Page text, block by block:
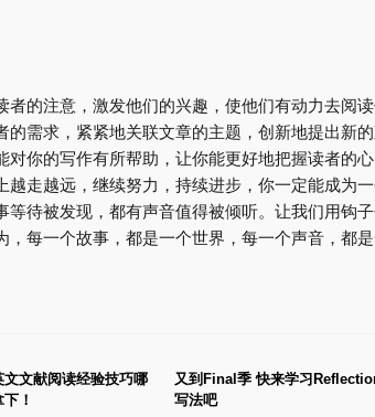
的注意，激发他们的兴趣，使他们有动力去阅
需求，紧紧地关联文章的主题，创新地提出新
你的写作有所帮助，让你能更好地把握读者的
走越远，继续努力，持续进步，你一定能成为
待被发现，都有声音值得被倾听。让我们用钩子
每一个故事，都是一个世界，每一个声音，都
文文献阅读经验技巧哪
！
又到Final季 快来学习
写法吧